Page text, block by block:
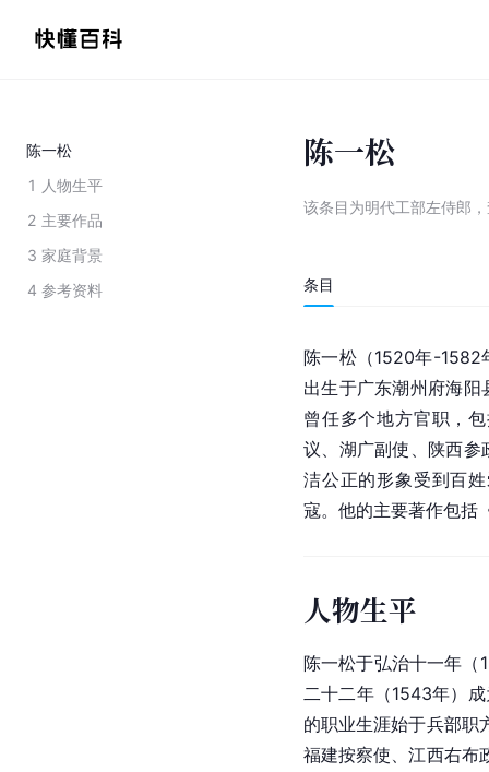
陈一松
1 人物生平
2 主要作品
3 家庭背景
4 参考资料
陈一松
该条目为明代工部左侍郎 ，
条目
陈一松（1520年-1582
出生于广东潮州府海
曾任多个地方官职，
议、湖广副使、陕西参
洁公正的形象受到百
寇。他的主要著作包括
人物生平
陈一松于弘治十一年（
二十二年（1543年）
的职业生涯始于兵部职
福建按察使、江西右布